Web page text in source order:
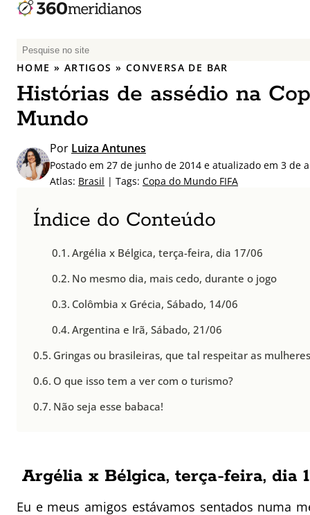
P
e
q
u
i
a
r
HOME » ARTIGOS » CONVERSA DE BAR
Histórias de assédio na
Mundo
Por Luiza Antunes
Postado em 27 de junho de 2014 e atualizado em 3 de
Atlas: Brasil | Tags: Copa do Mundo FIFA
Índice do Conteúdo
Argélia x Bélgica, terça-feira, dia 17/06
No mesmo dia, mais cedo, durante o jogo
Colômbia x Grécia, Sábado, 14/06
Argentina e Irã, Sábado, 21/06
Gringas ou brasileiras, que tal respeitar as
O que isso tem a ver com o turismo?
Não seja esse babaca!
Argélia x Bélgica, terça-feira, dia
Eu e meus amigos estávamos sentados numa